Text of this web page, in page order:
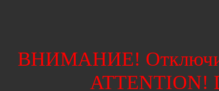
ВНИМАНИЕ!
ATTENTION!